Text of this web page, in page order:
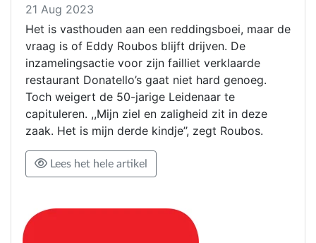
21 Aug 2023
Het is vasthouden aan een reddingsboei, maar de
vraag is of Eddy Roubos blijft drijven. De
inzamelingsactie voor zijn failliet verklaarde
restaurant Donatello’s gaat niet hard genoeg.
Toch weigert de 50-jarige Leidenaar te
capituleren. ,,Mijn ziel en zaligheid zit in deze
zaak. Het is mijn derde kindje’’, zegt Roubos.
Lees het hele artikel